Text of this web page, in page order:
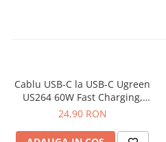
Cablu USB-C la USB-C Ugreen
US264 60W Fast Charging,
1.5m, alb - cablu incarcare si
24,90 RON